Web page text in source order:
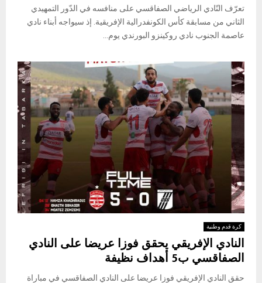
تعرّف النّادي الرياضي الصفاقسي على منافسه في الدّور التمهيدي
الثاني من مسابقة كأس الكونفدرالية الإفريقية. إذ سيواجه أبناء نادي
عاصمة الجنوب نادي روكينزو البورندي يوم...
كرة قدم وطنية
النادي الإفريقي يحقق فوزا عريضا على النادي
الصفاقسي ب5 أهداف نظيفة
حقق النادي الإفريقي فوزا عريضا على النادي الصفاقسي في مباراة